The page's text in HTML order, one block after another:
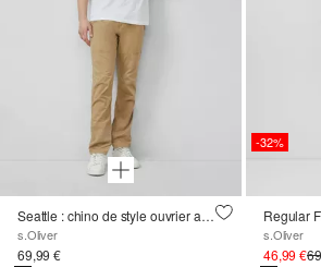
Seattle : chino de style ouvrier avec une taille confortable en coton stretch
s.Oliver
69,99 €
-32%
s.Oliver
46,99 €